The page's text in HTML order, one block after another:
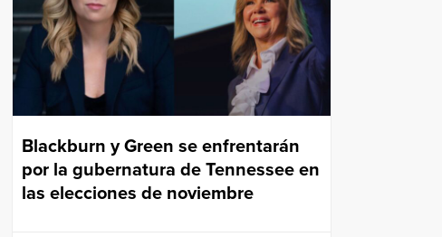
Blackburn y Green se enfrentarán
por la gubernatura de Tennessee en
las elecciones de noviembre